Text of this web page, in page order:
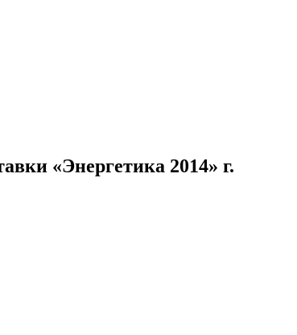
«Энергетика 2014» г.